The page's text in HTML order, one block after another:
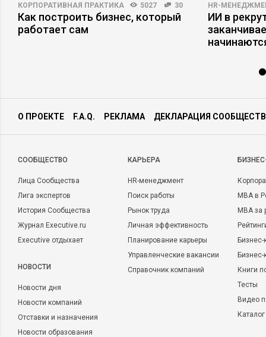
КОРПОРАТИВНАЯ ПРАКТИКА 5027 30
Как построить бизнес, который
работает сам
HR-
ИИ в
О ПРОЕКТЕ F.A.Q. РЕКЛАМА ДЕКЛАРАЦИЯ
CООБЩЕСТВО
Лица Сообщества
Лига экспертов
История Сообщества
Журнал Executive.ru
Executive отдыхает
НОВОСТИ
Новости дня
Новости компаний
Отставки и назначения
Новости образования
КАРЬЕРА
HR-менеджмент
Поиск работы
Рынок труда
Личная эффективность
Планирование карьеры
Управленческие вакансии
Справочник компаний
MBA в
MBA
Бизнес-
Книги
Тесты
Видео